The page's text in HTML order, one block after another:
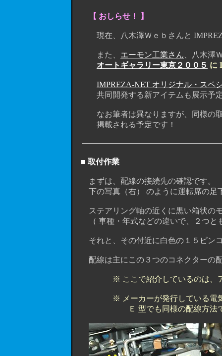
【 おしらせ！ 】
現在、八木澤Ｗｅｂさんと
また、 エーモン工業さん 、八木澤
オートギャラリー東京２００５ に
IMPREZA-NET オリジナル・スペ
共同開発する新アイテムも展示予
なお筆者は異なりますが、同様の取
掲載される予定です！
■ 取付作業
まずは、配線の接続先の確認です。
下の写真（右） のように運転席の足
ステアリング軸の近くに黒い箱状のモ
（ 車種・年式などの違いで、２つと
それと、その付近に白色の１５ピンコ
配線は主にこの３つのコネクターの
※ ここで紹介しているのは、
※ メーカーが発行している電
Ｅ 型でも同様の配線方法で接続